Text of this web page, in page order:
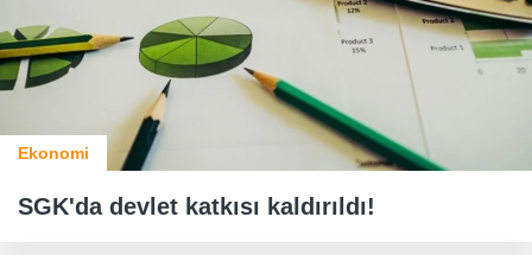
Ekonomi
SGK'da devlet katkısı kaldırıldı!